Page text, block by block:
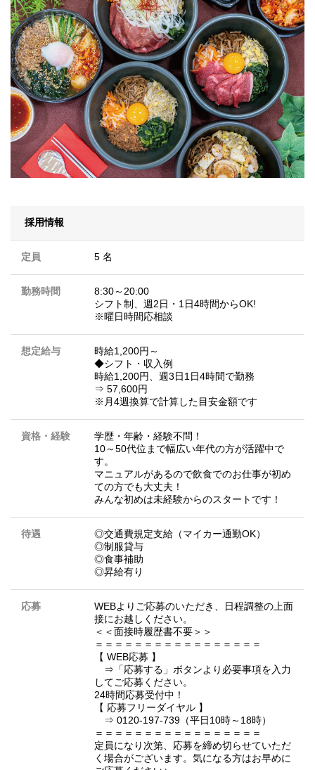
採用情報
定員 5 名
勤務時間
8:30～20:00
シフト制、週2日・1日4時間からOK!
※曜日時間応相談
想定給与
時給1,200円～
◆シフト・収入例
時給1,200円、週3日1日4時間で勤務
⇒ 57,600円
※月4週換算で計算した目安金額です
資格・経験
学歴・年齢・経験不問！
10～50代位まで幅広い年代の方が活躍中で
す。
マニュアルがあるので飲食でのお仕事が初め
ての方でも大丈夫！
みんな初めは未経験からのスタートです！
待遇
◎交通費規定支給（マイカー通勤OK）
◎制服貸与
◎食事補助
◎昇給有り
応募
WEBよりご応募のいただき、日程調整の上面
接にお越しください。
＜＜面接時履歴書不要＞＞
＝＝＝＝＝＝＝＝＝＝＝＝＝＝＝＝＝
【 WEB応募 】
⇒「応募する」ボタンより必要事項を入力
してご応募ください。
24時間応募受付中！
【 応募フリーダイヤル 】
⇒ 0120-197-739（平日10時～18時）
＝＝＝＝＝＝＝＝＝＝＝＝＝＝＝＝＝
定員になり次第、応募を締め切らせていただ
く場合がございます。気になる方はお早めに